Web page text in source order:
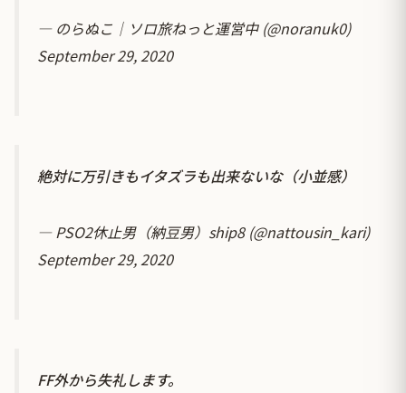
— のらぬこ｜ソロ旅ねっと運営中 (@noranuk0)
September 29, 2020
絶対に万引きもイタズラも出来ないな（小並感）
— PSO2休止男（納豆男）ship8 (@nattousin_kari)
September 29, 2020
FF外から失礼します。